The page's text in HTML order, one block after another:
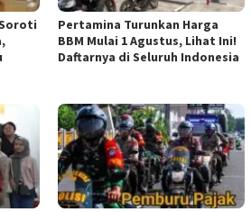
Pertamina Turunkan Harga
BBM Mulai 1 Agustus, Lihat Ini!
Daftarnya di Seluruh Indonesia